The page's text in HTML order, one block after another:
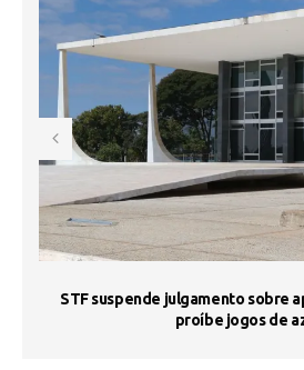
STF suspende julgamento sobre
proíbe jogos de